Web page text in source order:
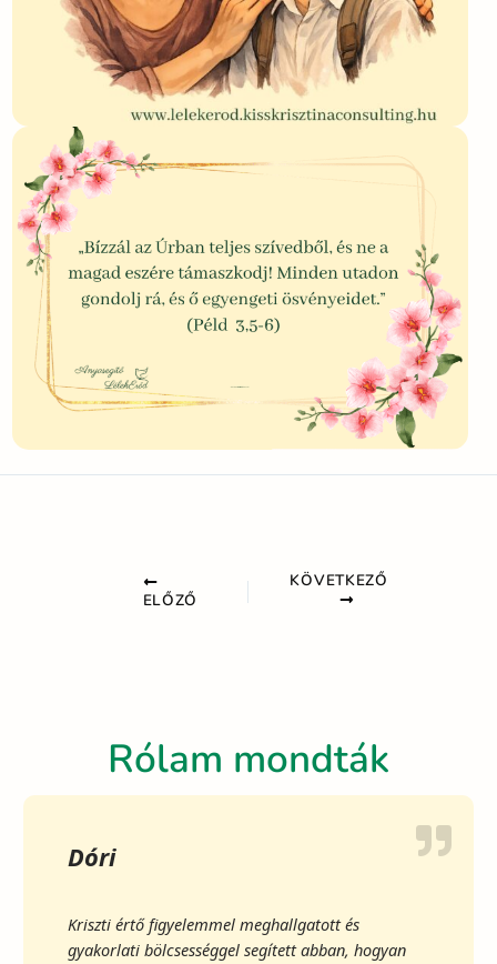
ELŐZŐ
KÖVETKEZŐ
Rólam mondták
Dóri
Kriszti értő figyelemmel meghallgatott és
gyakorlati bölcsességgel segített abban, hogyan